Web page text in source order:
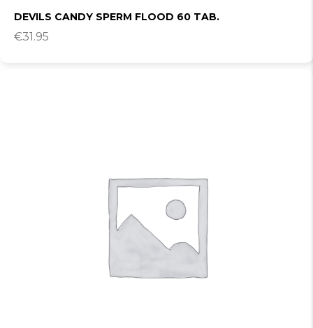
DEVILS CANDY SPERM FLOOD 60 TAB.
€31.95